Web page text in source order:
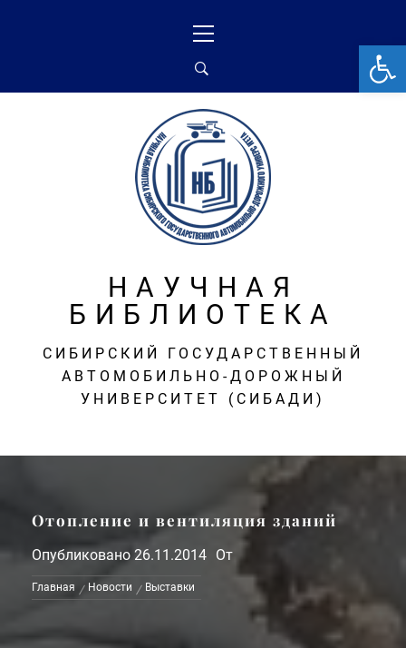
меню
НАУЧНАЯ
БИБЛИОТЕКА
СИБИРСКИЙ ГОСУДАРСТВЕННЫЙ
АВТОМОБИЛЬНО-ДОРОЖНЫЙ
УНИВЕРСИТЕТ (СИБАДИ)
Отопление и вентиляция зданий
Опубликовано 26.11.2014 От
Главная Новости Выставки